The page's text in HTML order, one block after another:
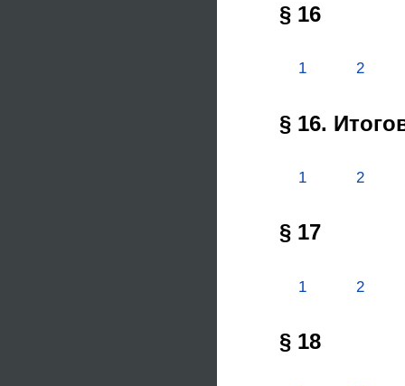
§ 16
1 2
§ 16.
1 2
§ 17
1 2
§ 18